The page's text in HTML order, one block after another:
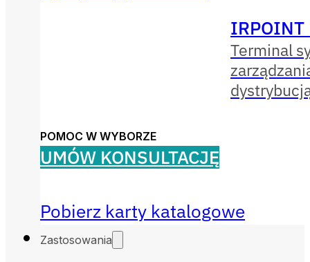
IRPOINT
Terminal
POMOC W WYBORZE
UMÓW KONSULTACJĘ
Pobierz karty katalogowe
Zastosowania